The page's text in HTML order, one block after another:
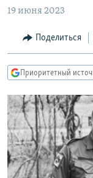
Вернутся
Вернутся
поиску
МНЕНИЯ
КУЛЬТУРА
КАВКАЗ.РЕАЛИИ
СЕВЕР.РЕАЛИИ
СИБИРЬ.РЕАЛИИ
РАСПИСАНИЕ
ПОДПИШИТЕСЬ
19 июня 2023
Поделиться
Приоритетный